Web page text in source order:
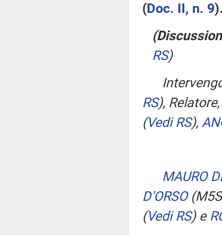
(Doc. II, n. 9
RS)
RS),
(Vedi RS),
MAURO
D'ORSO
(Vedi RS)e